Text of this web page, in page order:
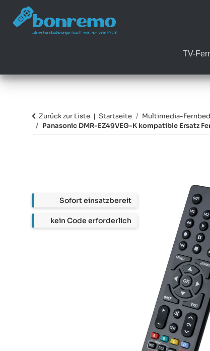
TV-
Zurück zur Liste Startseite Multimedia-
Panasonic DMR-EZ49VEG-K kompatible Ersatz